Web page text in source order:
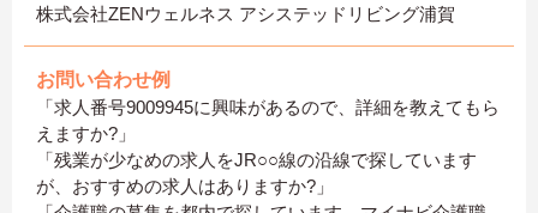
株式会社ZENウェルネス アシステッドリビング浦賀
お問い合わせ例
「求人番号9009945に興味があるので、詳細を教えてもら
えますか?」
「残業が少なめの求人をJR○○線の沿線で探しています
が、おすすめの求人はありますか?」